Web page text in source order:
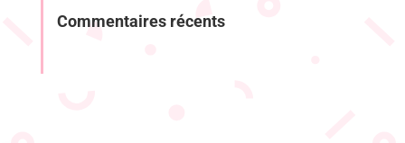
Commentaires récents